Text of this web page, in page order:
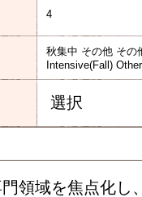
4
秋集中 その他 その
Intensive(Fall)
選択
領域を焦点化し